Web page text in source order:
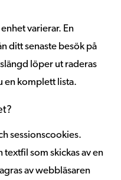
varierar. En
ditt senaste besök på
löper ut raderas
en komplett lista.
sessionscookies.
textfil som skickas av en
av webbläsaren